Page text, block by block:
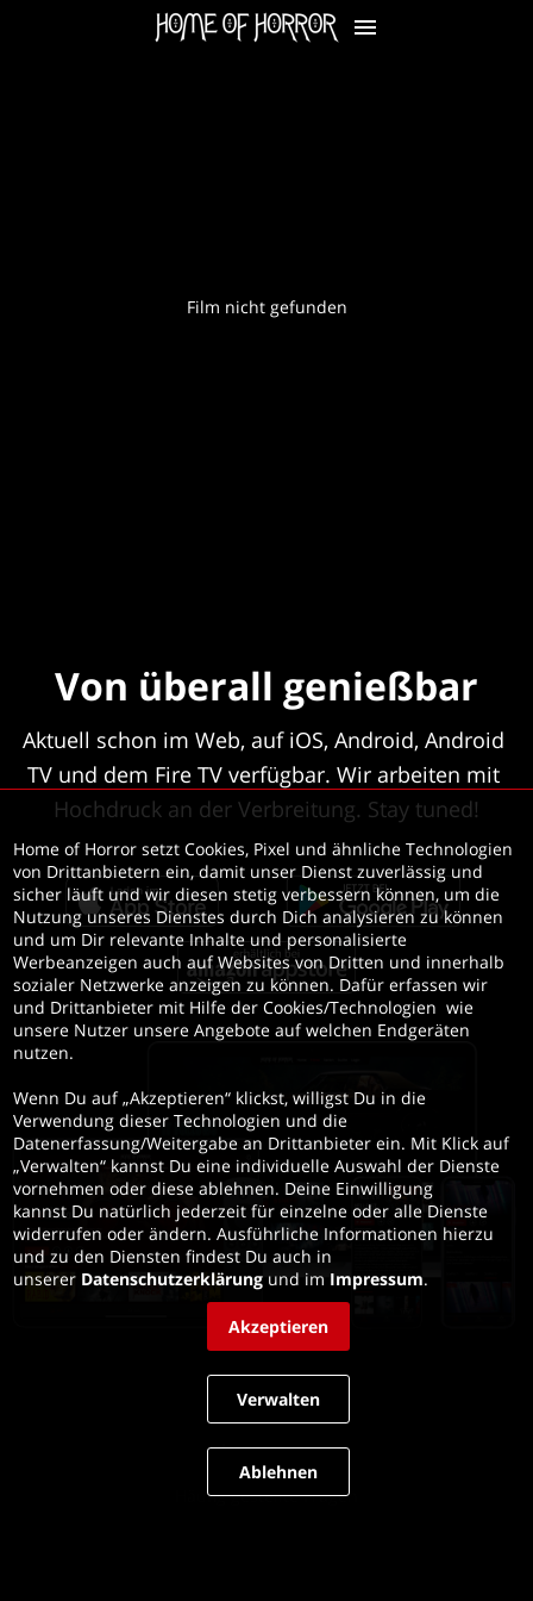
Film nicht gefunden
Home of Horror setzt Cookies, Pixel und ähnliche Technologien
von Drittanbietern ein, damit unser Dienst zuverlässig und
sicher läuft und wir diesen stetig verbessern können, um die
Nutzung unseres Dienstes durch Dich analysieren zu können
und um Dir relevante Inhalte und personalisierte
Werbeanzeigen auch auf Websites von Dritten und innerhalb
sozialer Netzwerke anzeigen zu können. Dafür erfassen wir
und Drittanbieter mit Hilfe der Cookies/Technologien  wie
unsere Nutzer unsere Angebote auf welchen Endgeräten
nutzen.
Wenn Du auf „Akzeptieren“ klickst, willigst Du in die
Verwendung dieser Technologien und die
Datenerfassung/Weitergabe an Drittanbieter ein. Mit Klick auf
„Verwalten“ kannst Du eine individuelle Auswahl der Dienste
vornehmen oder diese ablehnen. Deine Einwilligung
kannst Du natürlich jederzeit für einzelne oder alle Dienste
widerrufen oder ändern. Ausführliche Informationen hierzu
und zu den Diensten findest Du auch in
unserer Datenschutzerklärung und im Impressum.
Akzeptieren
Verwalten
Ablehnen
Von überall genießbar
Aktuell schon im Web, auf iOS, Android, Android
TV und dem Fire TV verfügbar. Wir arbeiten mit
Hochdruck an der Verbreitung. Stay tuned!
Impressum
Häufig gestellte Fragen